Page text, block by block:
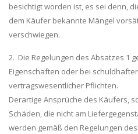
besichtigt worden ist, es sei denn,
dem Käufer bekannte Mängel
verschwiegen.
2. Die Regelungen des Absatzes 1
Eigenschaften oder bei
vertragswesentlicher Pflichten.
Derartige Ansprüche des Käufers,
Schäden, die nicht am
werden gemäß den Regelungen